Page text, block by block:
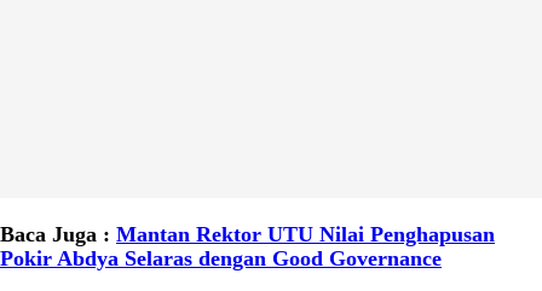
Baca Juga : Mantan Rektor UTU Nilai Penghapusan
Pokir Abdya Selaras dengan Good Governance